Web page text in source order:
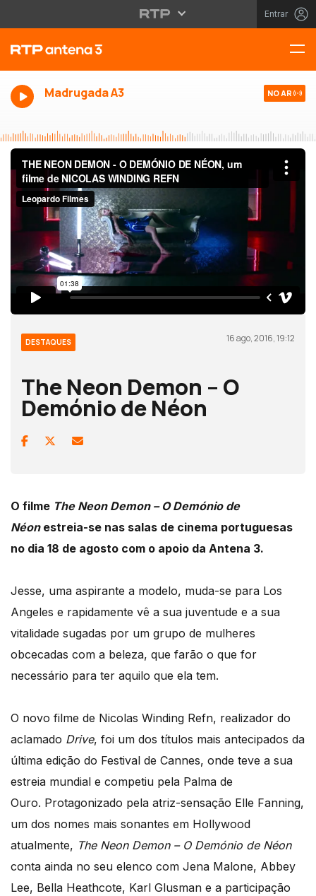
Entrar
Madrugada A3 NO AR
DESTAQUES 16 ago, 2016, 19:12
The Neon Demon – O
Demónio de Néon
O filme The Neon Demon – O Demónio de
Néonestreia-se nas salas de cinema portuguesas
no dia 18 de agosto com o apoio da Antena 3.
Jesse, uma aspirante a modelo, muda-se para Los
Angeles e rapidamente vê a sua juventude e a sua
vitalidade sugadas por um grupo de mulheres
obcecadas com a beleza, que farão o que for
necessário para ter aquilo que ela tem.
O novo filme de Nicolas Winding Refn, realizador do
aclamado Drive, foi um dos títulos mais antecipados da
última edição do Festival de Cannes, onde teve a sua
estreia mundial e competiu pela Palma de
Ouro. Protagonizado pela atriz-sensação Elle Fanning,
um dos nomes mais sonantes em Hollywood
atualmente, The Neon Demon – O Demónio de Néon
conta ainda no seu elenco com Jena Malone, Abbey
Lee, Bella Heathcote, Karl Glusman e a participação